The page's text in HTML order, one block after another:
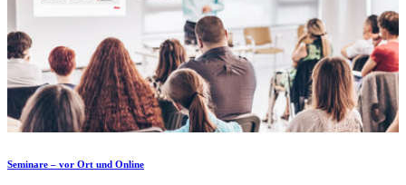
Seminare – vor Ort und Online